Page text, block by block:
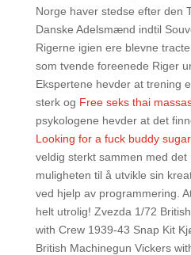
Norge haver stedse efter den
Danske Adelsmænd indtil
Rigerne igien ere blevne
som tvende foreenede Riger
Ekspertene hevder at trening
sterk og Free seks thai
psykologene hevder at det
Looking for a fuck buddy
veldig sterkt sammen med
muligheten til å utvikle sin
ved hjelp av programmering.
helt utrolig! Zvezda 1/72
with Crew 1939-43 Snap Kit
British Machinegun Vickers